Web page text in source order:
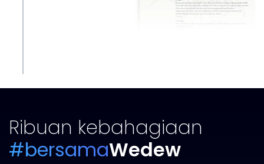
Ribuan kebahagiaan
#bersamaWedew